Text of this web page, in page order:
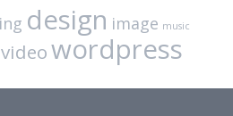
design image music
videowordpress